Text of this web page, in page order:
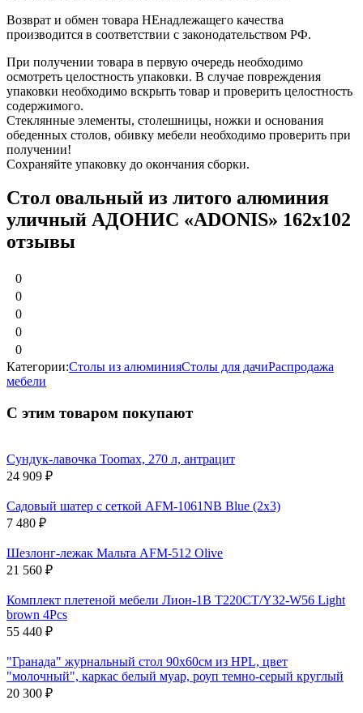
Возврат и обмен товара НЕнадлежащего качества
производится в соответствии с законодательством РФ.
При получении товара в первую очередь необходимо
осмотреть целостность упаковки. В случае повреждения
упаковки необходимо вскрыть товар и проверить целостность
содержимого.
Стеклянные элементы, столешницы, ножки и основания
обеденных столов, обивку мебели необходимо проверить при
получении!
Сохраняйте упаковку до окончания сборки.
Стол овальный из литого алюминия
уличный АДОНИС «ADONIS» 162х102
отзывы
0
0
0
0
0
Категории:Столы из алюминияСтолы для дачиРаспродажа
мебели
С этим товаром покупают
Сундук-лавочка Toomax, 270 л, антрацит
24 909 ₽
Садовый шатер с сеткой AFM-1061NB Blue (2х3)
7 480 ₽
Шезлонг-лежак Мальта AFM-512 Olive
21 560 ₽
Комплект плетеной мебели Лион-1B T220CT/Y32-W56 Light
brown 4Pcs
55 440 ₽
"Гранада" журнальный стол 90х60см из HPL, цвет
"молочный", каркас белый муар, роуп темно-серый круглый
20 300 ₽